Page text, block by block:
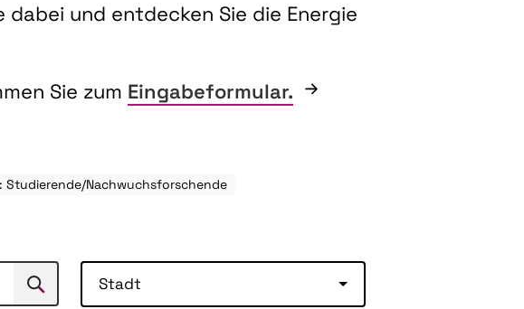
und entdecken Sie die Energie
Sie zum Eingabeformular.
Studierende/Nachwuchsforschende
Suchen Stadt